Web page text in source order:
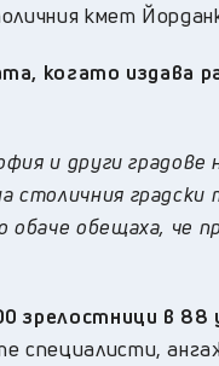
кмет
когато издава
и други
градски
обещаха, че
зрелостници в
специалисти,